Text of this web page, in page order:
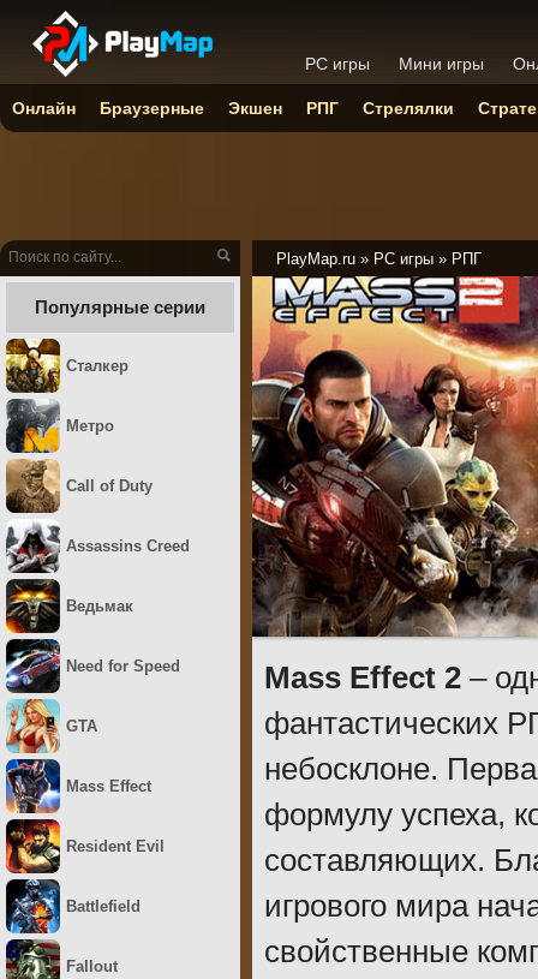
PlayMap.ru » PC игры » РПГ
Mass Effect 2 –
фантастических
небосклоне.
формулу успеха,
составляющих.
игрового мира
свойственные
Популярные серии
Сталкер
Метро
Call of Duty
Assassins Creed
Ведьмак
Need for Speed
GTA
Mass Effect
Resident Evil
Battlefield
Fallout
PC игры Мини игры
Онлайн Браузерные Экшен РПГ Стрелялки